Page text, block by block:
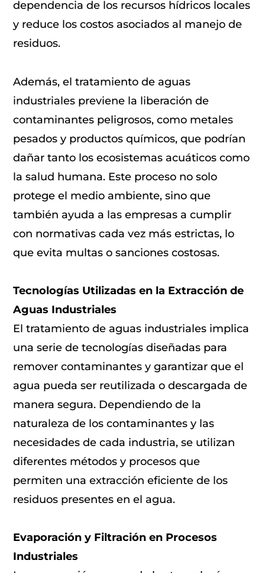
dependencia de los recursos hídricos locales
y reduce los costos asociados al manejo de
residuos.
Además, el tratamiento de aguas
industriales previene la liberación de
contaminantes peligrosos, como metales
pesados y productos químicos, que podrían
dañar tanto los ecosistemas acuáticos como
la salud humana. Este proceso no solo
protege el medio ambiente, sino que
también ayuda a las empresas a cumplir
con normativas cada vez más estrictas, lo
que evita multas o sanciones costosas.
Tecnologías Utilizadas en la Extracción de
Aguas Industriales
El tratamiento de aguas industriales implica
una serie de tecnologías diseñadas para
remover contaminantes y garantizar que el
agua pueda ser reutilizada o descargada de
manera segura. Dependiendo de la
naturaleza de los contaminantes y las
necesidades de cada industria, se utilizan
diferentes métodos y procesos que
permiten una extracción eficiente de los
residuos presentes en el agua.
Evaporación y Filtración en Procesos
Industriales